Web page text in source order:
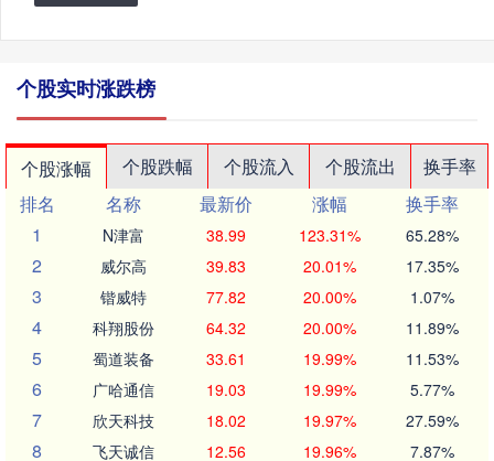
个股实时涨跌榜
个股涨幅 个股跌幅 个股流入 个股流出
换手率
排名
名称 最新价 涨幅
换手率
1
N津富 38.99 123.31% 65.28%
2 威尔高 39.83 20.01% 17.35%
3 锴威特 77.82 20.00% 1.07%
4 科翔股份 64.32 20.00% 11.89%
5 蜀道装备 33.61 19.99% 11.53%
6 广哈通信 19.03 19.99% 5.77%
7 欣天科技 18.02 19.97% 27.59%
8 飞天诚信 12.56 19.96% 7.87%